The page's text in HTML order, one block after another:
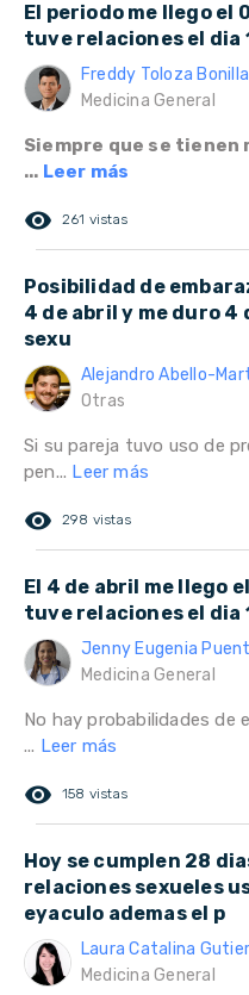
El periodo me llego el
tuve relaciones el dia
Freddy Toloza Bonilla
Medicina General
Siempre que se
... Leer más
remove_red_eye 261 vistas
Posibilidad de
4 de abril y me duro
sexu
Alejandro Abello-
Otras
Si su pareja tuvo uso de
pen... Leer más
remove_red_eye 298 vistas
El 4 de abril me llego
tuve relaciones el dia
Jenny Eugenia
Medicina General
No hay probabilidades de
... Leer más
remove_red_eye 158 vistas
Hoy se cumplen 28
relaciones sexueles
eyaculo ademas el p
Laura Catalina
Medicina General